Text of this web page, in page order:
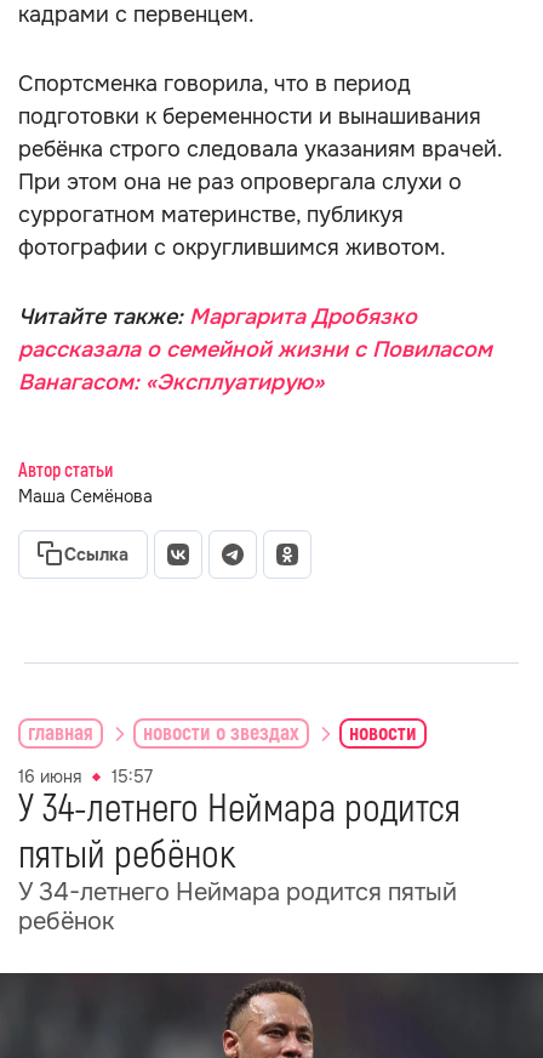
кадрами с первенцем.
Спортсменка говорила, что в период
подготовки к беременности и вынашивания
ребёнка строго следовала указаниям врачей.
При этом она не раз опровергала слухи о
суррогатном материнстве, публикуя
фотографии с округлившимся животом.
Читайте также: Маргарита Дробязко
рассказала о семейной жизни с Повиласом
Ванагасом: «Эксплуатирую»
Автор статьи
Маша Семёнова
Ссылка
главная новости о звездах новости
16 июня 15:57
У 34-летнего Неймара родится
пятый ребёнок
У 34-летнего Неймара родится пятый
ребёнок